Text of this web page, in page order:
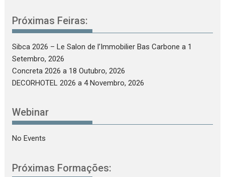
Próximas Feiras:
Sibca 2026 – Le Salon de l’Immobilier Bas Carbone a 1
Setembro, 2026
Concreta 2026 a 18 Outubro, 2026
DECORHOTEL 2026 a 4 Novembro, 2026
Webinar
No Events
Próximas Formações: